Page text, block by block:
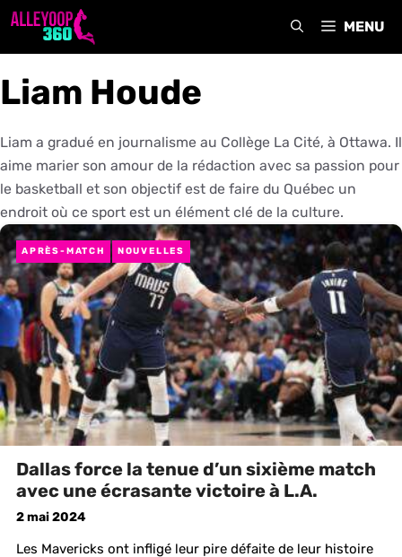
Aller
MENU
Liam Houde
Liam a gradué en journalisme au Collège La Cité, à Ottawa. Il
aime marier son amour de la rédaction avec sa passion pour
le basketball et son objectif est de faire du Québec un
endroit où ce sport est un élément clé de la culture.
APRÈS-MATCH NOUVELLES
Dallas force la tenue d’un sixième match
avec une écrasante victoire à L.A.
2 mai 2024
Les Mavericks ont infligé leur pire défaite de leur histoire